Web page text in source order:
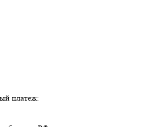
платеж: